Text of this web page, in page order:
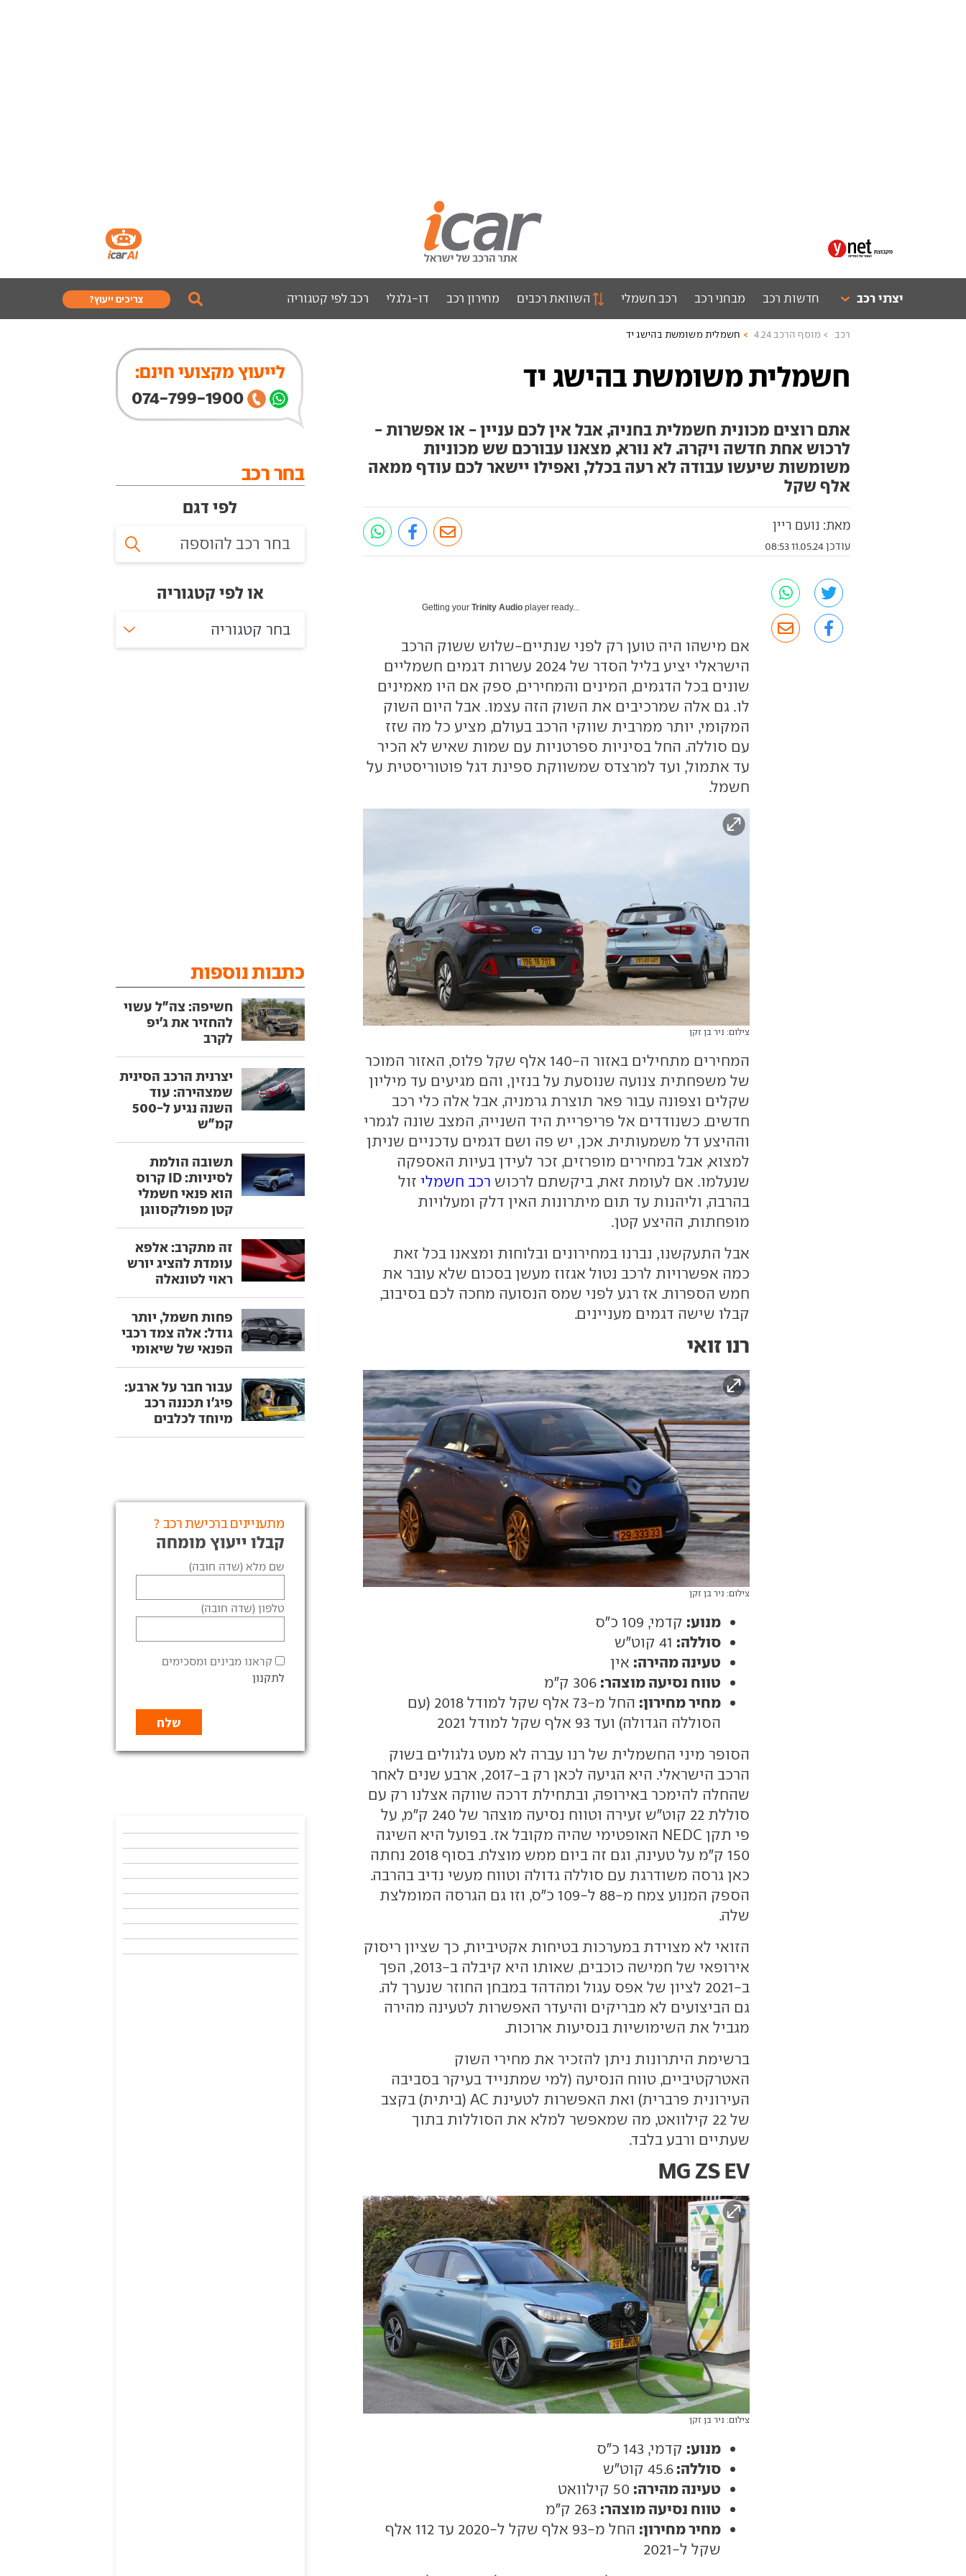
יצרני רכב חדשות רכב מבחני רכב רכב חשמלי השוואת רכבים מחירון רכב דו-גלגלי רכב לפי קטגוריה צריכים ייעוץ?
רכב מוסף הרכב 4.24 חשמלית משומשת בהישג יד
חשמלית משומשת בהישג יד
אתם רוצים מכונית חשמלית בחניה, אבל אין לכם עניין - או אפשרות -
לרכוש אחת חדשה ויקרה. לא נורא, מצאנו עבורכם שש מכוניות
משומשות שיעשו עבודה לא רעה בכלל, ואפילו יישאר לכם עודף ממאה
אלף שקל
מאת: נועם ריין
עודכן 11.05.24 08:53
Getting yourTrinity Audio player ready...
אם מישהו היה טוען רק לפני שנתיים-שלוש ששוק הרכב
הישראלי יציע בליל הסדר של 2024 עשרות דגמים חשמליים
שונים בכל הדגמים, המינים והמחירים, ספק אם היו מאמינים
לו. גם אלה שמרכיבים את השוק הזה עצמו. אבל היום השוק
המקומי, יותר ממרבית שווקי הרכב בעולם, מציע כל מה שזז
עם סוללה. החל בסיניות ספרטניות עם שמות שאיש לא הכיר
עד אתמול, ועד למרצדס שמשווקת ספינת דגל פוטוריסטית על
חשמל.
צילום: ניר בן זקן
המחירים מתחילים באזור ה-140 אלף שקל פלוס, האזור המוכר
של משפחתית צנועה שנוסעת על בנזין, והם מגיעים עד מיליון
שקלים וצפונה עבור פאר תוצרת גרמניה, אבל אלה כלי רכב
חדשים. כשנודדים אל פריפריית היד השנייה, המצב שונה לגמרי
וההיצע דל משמעותית. אכן, יש פה ושם דגמים עדכניים שניתן
למצוא, אבל במחירים מופרזים, זכר לעידן בעיות האספקה
שנעלמו. אם לעומת זאת, ביקשתם לרכוש רכב חשמלי זול
בהרבה, וליהנות עד תום מיתרונות האין דלק ומעלויות
מופחתות, ההיצע קטן.
אבל התעקשנו, נברנו במחירונים ובלוחות ומצאנו בכל זאת
כמה אפשרויות לרכב נטול אגזוז מעשן בסכום שלא עובר את
חמש הספרות. אז רגע לפני שמס הנסועה מחכה לכם בסיבוב,
קבלו שישה דגמים מעניינים.
רנו זואי
צילום: ניר בן זקן
מנוע: קדמי, 109 כ"ס
סוללה:
טעינה מהירה: אין
טווח נסיעה מוצהר:
מחיר מחירון:
החל מ-73 אלף שקל למודל 2018 (עם
הסוללה הגדולה) ועד 93 אלף שקל למודל 2021
הסופר מיני החשמלית של רנו עברה לא מעט גלגולים בשוק
הרכב הישראלי. היא הגיעה לכאן רק ב-2017, ארבע שנים לאחר
שהחלה להימכר באירופה, ובתחילת דרכה שווקה אצלנו רק עם
סוללת 22 קוט"ש זעירה וטווח נסיעה מוצהר של 240 ק"מ, על
פי תקן NEDC האופטימי שהיה מקובל אז. בפועל היא השיגה
150 ק"מ על טעינה, וגם זה ביום ממש מוצלח. בסוף 2018 נחתה
כאן גרסה משודרגת עם סוללה גדולה וטווח מעשי נדיב בהרבה.
הספק המנוע צמח מ-88 ל-109 כ"ס, וזו גם הגרסה המומלצת
שלה.
הזואי לא מצוידת במערכות בטיחות אקטיביות, כך שציון ריסוק
אירופאי של חמישה כוכבים, שאותו היא קיבלה ב-2013, הפך
ב-2021 לציון של אפס עגול ומהדהד במבחן החוזר שנערך לה.
גם הביצועים לא מבריקים והיעדר האפשרות לטעינה מהירה
מגביל את השימושיות בנסיעות ארוכות.
ברשימת היתרונות ניתן להזכיר את מחירי השוק
האטרקטיביים, טווח הנסיעה (למי שמתנייד בעיקר בסביבה
העירונית פרברית) ואת האפשרות לטעינת AC (ביתית) בקצב
של 22 קילוואט, מה שמאפשר למלא את הסוללות בתוך
שעתיים ורבע בלבד.
MG ZS EV
צילום: ניר בן זקן
מנוע: קדמי, 143 כ"ס
סוללה: 45.6 קוט"ש
טעינה מהירה:
טווח נסיעה מוצהר:
מחיר מחירון:
החל מ-93 אלף שקל ל-2020 עד 112 אלף
שקל ל-2021
לייעוץ מקצועי חינם:
074-799-1900
בחר רכב
לפי דגם
או לפי קטגוריה
בחר קטגוריה
כתבות נוספות
חשיפה: צה"ל עשוי
להחזיר את ג'יפ
לקרב
יצרנית הרכב הסינית
שמצהירה: עוד
השנה נגיע ל-500
קמ"ש
תשובה הולמת
לסיניות: ID קרוס
הוא פנאי חשמלי
קטן מפולקסווגן
זה מתקרב: אלפא
עומדת להציג יורש
ראוי לטונאלה
פחות חשמל, יותר
גודל: אלה צמד רכבי
הפנאי של שיאומי
עבור חבר על ארבע:
פיג'ו תכננה רכב
מיוחד לכלבים
מתעניינים ברכישת רכב ?
קבלו ייעוץ מומחה
שם מלא (שדה חובה)
טלפון (שדה חובה)
קראנו מבינים ומסכימים
לתקנון